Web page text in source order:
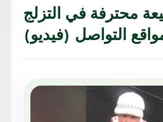
محترفة في التزلج
التواصل (فيديو)